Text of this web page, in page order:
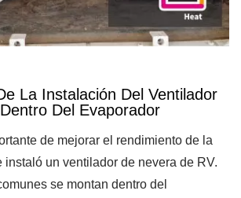
La Instalación Del Ventilador
Del Evaporador
de mejorar el rendimiento de la
instaló un ventilador de nevera de RV.
se montan dentro del